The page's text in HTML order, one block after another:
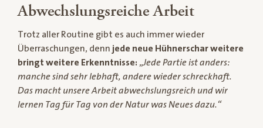
Abwechslungsreiche Arbeit
Trotz aller Routine gibt es auch immer wieder
Überraschungen, denn jede neue Hühnerschar weitere
bringt weitere Erkenntnisse: „Jede Partie ist anders:
manche sind sehr lebhaft, andere wieder schreckhaft.
Das macht unsere Arbeit abwechslungsreich und wir
lernen Tag für Tag von der Natur was Neues dazu.“